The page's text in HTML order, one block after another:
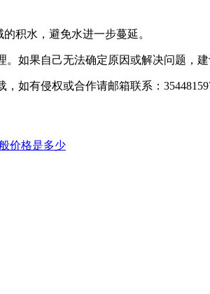
积水，避免水进一步蔓延。
果自己无法确定原因或解决问题，建
如有侵权或合作请邮箱联系：
价格是多少